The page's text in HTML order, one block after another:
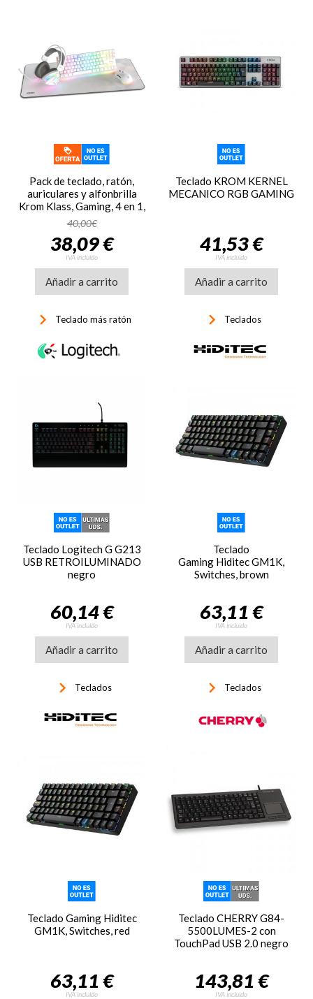
Pack de teclado, ratón,
auriculares y alfonbrilla
Krom Klass, Gaming, 4 en 1,
blanco
40,00€
38,09 €
IVA incluido
Añadir a carrito
keyboard_arrow_right Teclado más ratón
Teclado KROM KERNEL
MECANICO RGB GAMING
41,53 €
IVA incluido
Añadir a carrito
keyboard_arrow_right Teclados
Teclado Logitech G G213
USB RETROILUMINADO
negro
60,14 €
IVA incluido
Añadir a carrito
keyboard_arrow_right Teclados
Teclado
Gaming Hiditec GM1K,
Switches, brown
63,11 €
IVA incluido
Añadir a carrito
keyboard_arrow_right Teclados
Teclado Gaming Hiditec
GM1K, Switches, red
63,11 €
IVA incluido
Teclado CHERRY G84-
5500LUMES-2 con
TouchPad USB 2.0 negro
143,81 €
IVA incluido